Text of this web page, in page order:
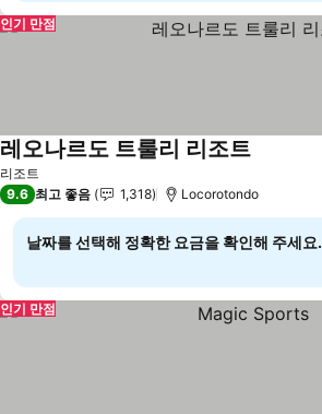
인기 만점
리조트
레오나르도 트룰리 리조트요금 보기
9.6 최고 좋음 1,318 Locorotondo
날짜를 선택해 정확한 요금을 확인해 주세요.
인기 만점